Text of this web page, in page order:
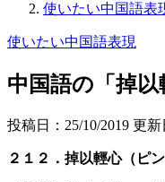
使いたい中国語表
使いたい中国語表現
中国語の「掉
投稿日：25/10/2019 更新
２１２．掉以輕心（ピ